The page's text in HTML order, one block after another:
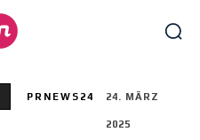
PRNEWS24 24. MÄRZ
2025